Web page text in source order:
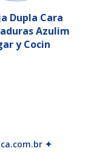
Dupla Cara
Azulim
y Cocin
✦